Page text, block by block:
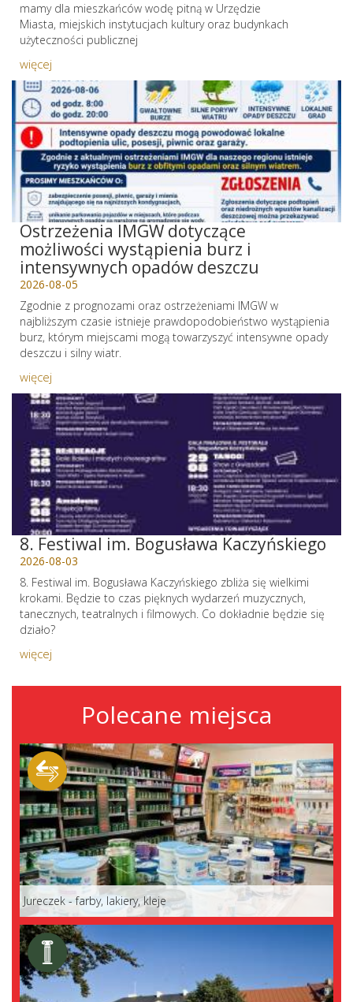
mamy dla mieszkańców wodę pitną w Urzędzie
Miasta, miejskich instytucjach kultury oraz budynkach
użyteczności publicznej
więcej
Ostrzeżenia IMGW dotyczące
możliwości wystąpienia burz i
intensywnych opadów deszczu
2026-08-05
Zgodnie z prognozami oraz ostrzeżeniami IMGW w
najbliższym czasie istnieje prawdopodobieństwo wystąpienia
burz, którym miejscami mogą towarzyszyć intensywne opady
deszczu i silny wiatr.
więcej
8. Festiwal im. Bogusława Kaczyńskiego
2026-08-03
8. Festiwal im. Bogusława Kaczyńskiego zbliża się wielkimi
krokami. Będzie to czas pięknych wydarzeń muzycznych,
tanecznych, teatralnych i filmowych. Co dokładnie będzie się
działo?
więcej
Polecane miejsca
Jureczek - farby, lakiery, kleje